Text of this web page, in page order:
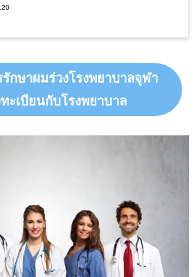
กษาผมร่วงโรงพยาบาลจุฬา
ะเบียนกับโรงพยาบาล